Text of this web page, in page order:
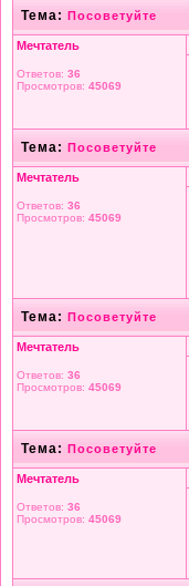
Тема: Посоветуйте
Мечтатель
Ответов: 36
Просмотров: 45069
Тема: Посоветуйте
Мечтатель
Ответов: 36
Просмотров: 45069
Тема: Посоветуйте
Мечтатель
Ответов: 36
Просмотров: 45069
Тема: Посоветуйте
Мечтатель
Ответов: 36
Просмотров: 45069